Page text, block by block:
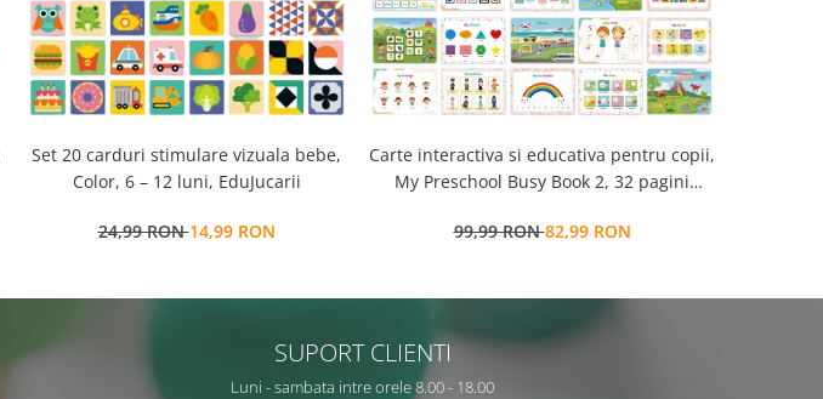
Set 20 carduri stimulare vizuala bebe,
Color, 6 – 12 luni, EduJucarii
24,99 RON14,99 RON
Carte interactiva si educativa pentru copii,
My Preschool Busy Book 2, 32 pagini
repozitionabile, Limba Engleza, 3 ani+,
99,99 RON82,99 RON
SUPORT CLIENTI
Luni - sambata intre orele 8.00 - 18.00